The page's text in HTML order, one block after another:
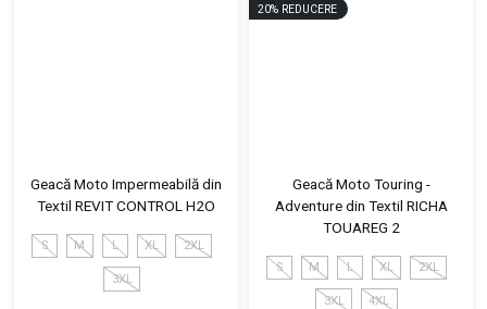
Geacă Moto Impermeabilă din
Textil REVIT CONTROL H2O
S M L XL 2XL
3XL
20% REDUCERE
Geacă Moto Touring -
Adventure din Textil RICHA
TOUAREG 2
S M L XL 2XL
3XL 4XL